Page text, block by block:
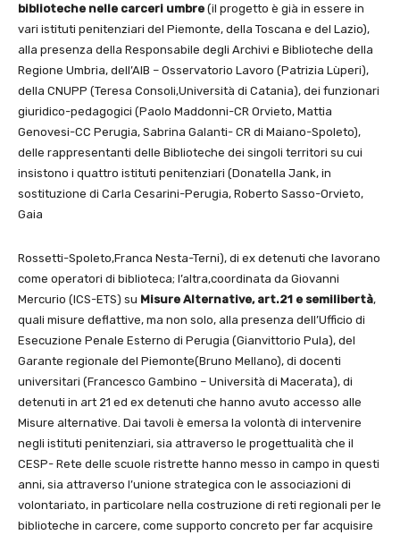
biblioteche nelle carceri umbre (il progetto è già in essere in
vari istituti penitenziari del Piemonte, della Toscana e del Lazio),
alla presenza della Responsabile degli Archivi e Biblioteche della
Regione Umbria, dell’AIB – Osservatorio Lavoro (Patrizia Lùperi),
della CNUPP (Teresa Consoli,Università di Catania), dei funzionari
giuridico-pedagogici (Paolo Maddonni-CR Orvieto, Mattia
Genovesi-CC Perugia, Sabrina Galanti- CR di Maiano-Spoleto),
delle rappresentanti delle Biblioteche dei singoli territori su cui
insistono i quattro istituti penitenziari (Donatella Jank, in
sostituzione di Carla Cesarini-Perugia, Roberto Sasso-Orvieto,
Gaia
Rossetti-Spoleto,Franca Nesta-Terni), di ex detenuti che lavorano
come operatori di biblioteca; l’altra,coordinata da Giovanni
Mercurio (ICS-ETS) su Misure Alternative, art.21 e semilibertà,
quali misure deflattive, ma non solo, alla presenza dell’Ufficio di
Esecuzione Penale Esterno di Perugia (Gianvittorio Pula), del
Garante regionale del Piemonte(Bruno Mellano), di docenti
universitari (Francesco Gambino – Università di Macerata), di
detenuti in art 21 ed ex detenuti che hanno avuto accesso alle
Misure alternative. Dai tavoli è emersa la volontà di intervenire
negli istituti penitenziari, sia attraverso le progettualità che il
CESP- Rete delle scuole ristrette hanno messo in campo in questi
anni, sia attraverso l’unione strategica con le associazioni di
volontariato, in particolare nella costruzione di reti regionali per le
biblioteche in carcere, come supporto concreto per far acquisire